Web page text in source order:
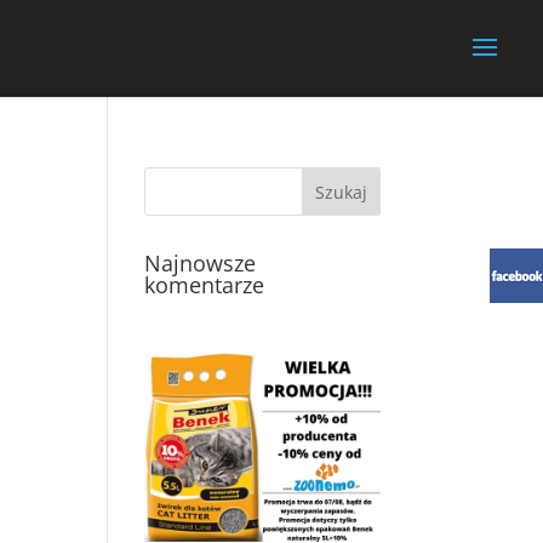
Najnowsze
komentarze